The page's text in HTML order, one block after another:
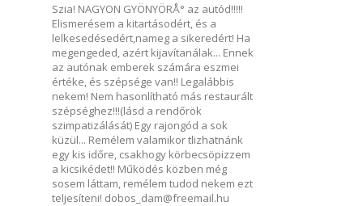
Szia! NAGYON GYÖNYÖRÅ° az autód!!!!!
Elismerésem a kitartásodért, és a
lelkesedésedért,nameg a sikeredért! Ha
megengeded, azért kijavítanálak... Ennek
az autónak emberek számára eszmei
értéke, és szépsége van!! Legalábbis
nekem! Nem hasonlítható más restaurált
szépséghez!!!(lásd a rendőrök
szimpatizálását) Egy rajongód a sok
küzül... Remélem valamikor tlizhatnánk
egy kis időre, csakhogy körbecsöpizzem
a kicsikédet!! Működés közben még
sosem láttam, remélem tudod nekem ezt
teljesíteni! dobos_dam@freemail.hu